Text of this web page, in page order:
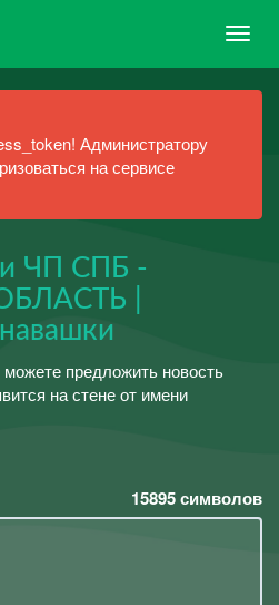
Администратору
на сервисе
ЧП СПБ -
|
предложить новость
на стене от имени
15895символов